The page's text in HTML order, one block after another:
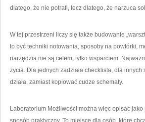
dlatego, że nie potrafi, lecz dlatego, że narzuca
W tej przestrzeni liczy się także budowanie
to być techniki notowania, sposoby na powtórki,
narzędzia nie są celem, tylko wsparciem.
życia. Dla jednych zadziała checklista, dla
działa, zamiast kopiować cudze schematy.
Laboratorium Możliwości można więc opisać
sposób praktyczny. To miejsce dla osób, które